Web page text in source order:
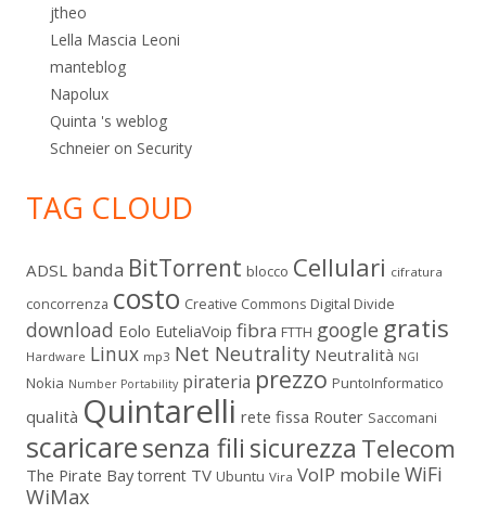
jtheo
Lella Mascia Leoni
manteblog
Napolux
Quinta 's weblog
Schneier on Security
TAG CLOUD
ADSL banda BitTorrent blocco Cellulari cifratura
concorrenza costo Creative Commons Digital Divide
download Eolo EuteliaVoip fibra FTTH google gratis
Hardware Linux mp3 Net Neutrality Neutralità NGI
Nokia Number Portability pirateria prezzo PuntoInformatico
qualità Quintarelli rete fissa Router Saccomani
scaricaresenza fili sicurezza Telecom
The Pirate Bay torrent TV Ubuntu Vira VoIP mobile WiFi
WiMax